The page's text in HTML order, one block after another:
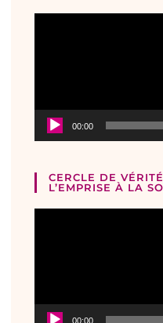
00:00
CERCLE DE
L’EMPRISE À LA
00:00